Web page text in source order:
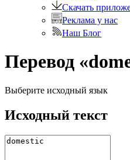
Скачать
Реклама у нас
Наш Блог
Перевод
Выберите исходный язык
Исходный текст